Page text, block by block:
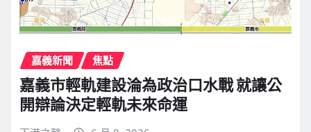
嘉義新聞 焦點
嘉義市輕軌建設淪為政治口水戰 就讓公
開辯論決定輕軌未來命運